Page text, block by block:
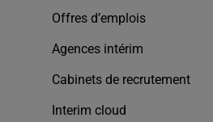
Offres d’emplois
Agences intérim
Cabinets de recrutement
Interim cloud